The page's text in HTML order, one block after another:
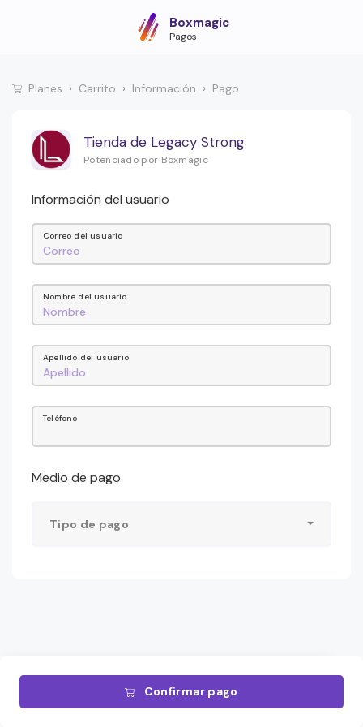
Boxmagic
Pagos
Planes Carrito Información Pago
Tienda de Legacy Strong
Potenciado por Boxmagic
Información del usuario
Correo del usuario
Nombre del usuario
Apellido del usuario
Teléfono
Medio de pago
Tipo de pago
Confirmar pago